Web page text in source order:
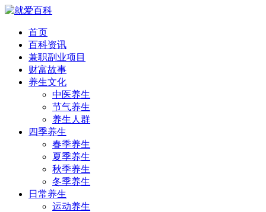
首页
百科资讯
兼职副业项目
财富故事
养生文化
中医养生
节气养生
养生人群
四季养生
春季养生
夏季养生
秋季养生
冬季养生
日常养生
运动养生